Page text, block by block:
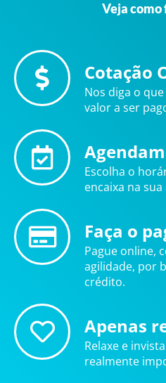
Veja como
Cotação
Nos diga o
valor a ser
Escolha o
encaixa na sua
Faça o
Pague online,
agilidade, por
crédito.
Apenas
Relaxe e
realmente